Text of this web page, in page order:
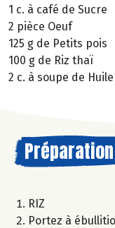
1 c. à café de Sucre
2 pièce Oeuf
125 g de Petits pois
100 g de Riz thaï
2 c. à soupe de Huile
Préparation
RIZ
Portez à